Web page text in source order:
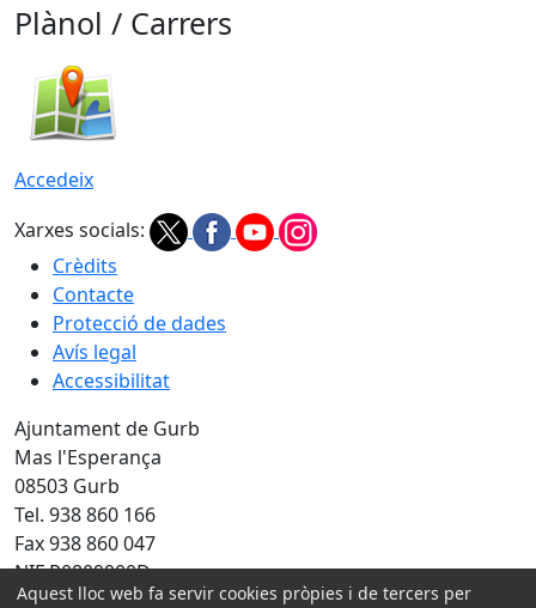
Plànol / Carrers
Accedeix
Xarxes socials:
Crèdits
Contacte
Protecció de dades
Avís legal
Accessibilitat
Ajuntament de Gurb
Mas l'Esperança
08503 Gurb
Tel. 938 860 166
Fax 938 860 047
NIF P0809900D
Aquest lloc web fa servir cookies pròpies i de tercers per